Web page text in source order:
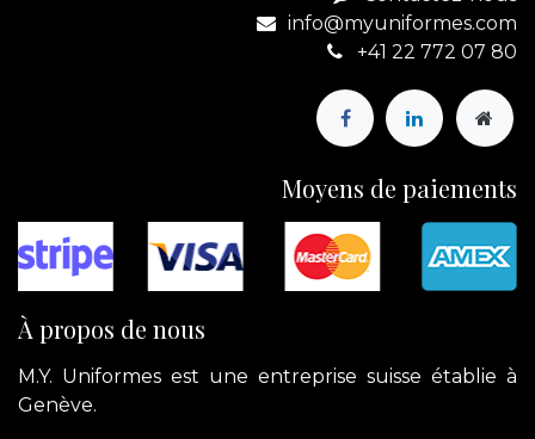
info@myuniformes.com
+41 22 772 07 80
Moyens de paiements
À propos de nous
M.Y. Uniformes est une entreprise suisse établie à
Genève.